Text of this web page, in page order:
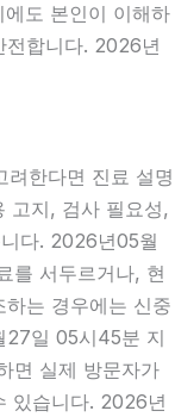
에도 본인이 이해하
전합니다. 2026년
한다면 진료 설명
고지, 검사 필요성,
다. 2026년05월
를 서두르거나, 현
는 경우에는 신중
27일 05시45분 지
면 실제 방문자가
있습니다. 2026년